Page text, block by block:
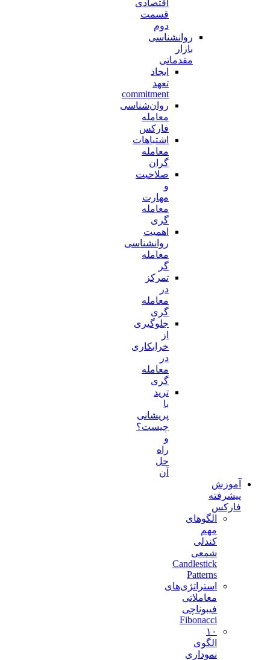
اقتصادی
قسمت
دوم
روانشناسی
بازار
مقدماتی
ایجاد
تعهد
commitment
روان‌شناسی
معامله
فارکس
اشتباهات
معامله
گران
صلاحیت
و
مهارت
معامله
گری
اهمیت
روانشناسی
معامله
گر
تمرکز
در
معامله
گری
جلوگیری
از
خرابکاری
در
معامله
گری
ترید
با
پریشانی
چیست؟
و
راه
حل
آن
آموزش
پیشرفته
فارکس
الگوهای
مهم
کندلی
شمعی
Candlestick
Patterns
استراتژی‌های
معاملاتی
فیبوناچی
Fibonacci
۱۰
الگوی
نموداری